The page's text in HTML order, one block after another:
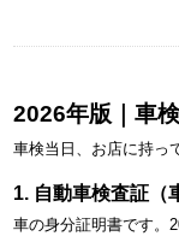
2026年版｜車
車検当日、お店に持っ
1. 自動車検査証（
車の身分証明書です。